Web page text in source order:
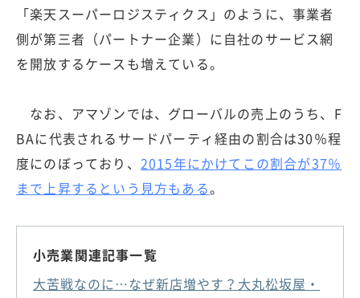
「楽天スーパーロジスティクス」のように、事業者
側が第三者（パートナー企業）に自社のサービス網
を開放するケースも増えている。
なお、アマゾンでは、グローバルの売上のうち、F
BAに代表されるサードパーティ経由の割合は30％程
度にのぼっており、 2015年にかけてこの割合が37％
まで上昇するという見方もある。
小売業関連記事一覧
大苦戦なのに…なぜ新店増やす？大丸松坂屋・